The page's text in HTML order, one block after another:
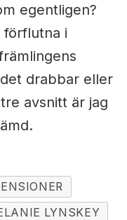
egentligen?
förflutna i
drabbar eller
avsnitt är jag
LYNSKEY